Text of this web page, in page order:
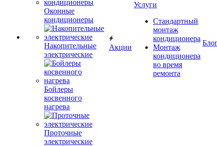
Оконные
кондиционеры
Накопительные
электрические
Бойлеры
косвенного
нагрева
Проточные
электрические
Акции
Услуги
Стандартный
монтаж
кондиционера
Монтаж
кондиционера
во время
ремонта